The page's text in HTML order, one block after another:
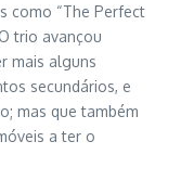
como “The Perfect
trio avançou
mais alguns
secundários, e
mas que também
a ter o